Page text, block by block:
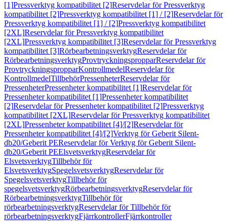
[1]Pressverktyg kompatibilitet [2]Reservdelar för Pressverktyg
kompatibilitet [2]Pressverktyg kompatibilitet [1] / [2]Reservdelar för
Pressverktyg kompatibilitet [1] / [2]Pressverktyg kompatibilitet
[2XL]Reservdelar för Pressverktyg kompatibilitet
[2XL]Pressverktyg kompatibilitet [3]Reservdelar för Pressverktyg
kompatibilitet [3]RörbearbetningsverktygReservdelar för
RörbearbetningsverktygProvtryckningspropparReservdelar för
ProvtryckningspropparKontrollmedelReservdelar för
KontrollmedelTillbehörPressenheterReservdelar för
PressenheterPressenheter kompatibilitet [1]Reservdelar för
Pressenheter kompatibilitet [1]Pressenheter kompatibilitet
[2]Reservdelar för Pressenheter kompatibilitet [2]Pressverktyg
kompatibilitet [2XL]Reservdelar för Pressverktyg kompatibilitet
[2XL]Pressenheter kompatibilitet [4]/[2]Reservdelar för
Pressenheter kompatibilitet [4]/[2]Verktyg för Geberit Silent-
db20/Geberit PEReservdelar för Verktyg för Geberit Silent-
db20/Geberit PEElsvetsverktygReservdelar för
ElsvetsverktygTillbehör för
ElsvetsverktygSpegelsvetsverktygReservdelar för
SpegelsvetsverktygTillbehör för
spegelsvetsverktygRörbearbetningsverktygReservdelar för
RörbearbetningsverktygTillbehör för
rörbearbetningsverktygReservdelar för Tillbehör för
rörbearbetningsverktygFjärrkontrollerFjärrkontroller